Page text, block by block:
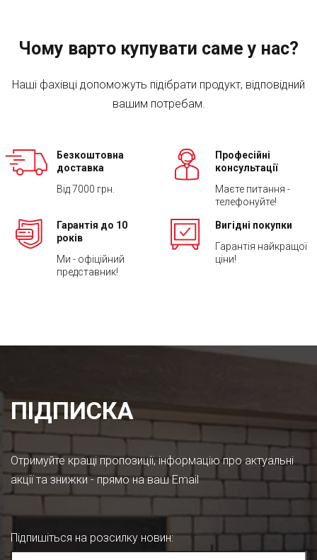
Чому варто купувати саме у нас?
Наші фахівці допоможуть підібрати продукт, відповідний
вашим потребам.
Безкоштовна
доставка
Від 7000 грн.
Професійні
консультації
Маєте питання -
телефонуйте!
Гарантія до 10
років
Ми - офіційний
представник!
Вигідні покупки
Гарантія найкращої
ціни!
ПІДПИСКА
Отримуйте кращі пропозиції, інформацію про актуальні
акції та знижки - прямо на ваш Email
Підпишіться на розсилку новин: